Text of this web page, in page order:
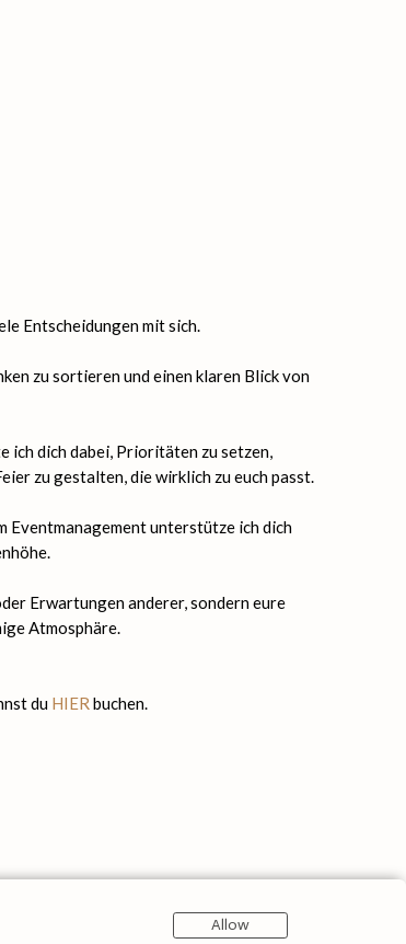
Entscheidungen mit sich.
zu sortieren und einen klaren Blick von
ich dich dabei, Prioritäten zu setzen,
zu gestalten, die wirklich zu euch passt.
Eventmanagement unterstütze ich dich
Erwartungen anderer, sondern eure
Atmosphäre.
du HIER buchen.
Allow